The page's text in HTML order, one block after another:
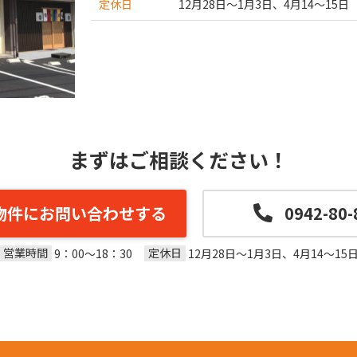
定休日 12月28日～1月3日、4月14～15日
まずはご相談ください！
件にお問い合わせする 0942-
営業時間 9：00～18：30 定休日 12月28日～1月3日、4月14～15日